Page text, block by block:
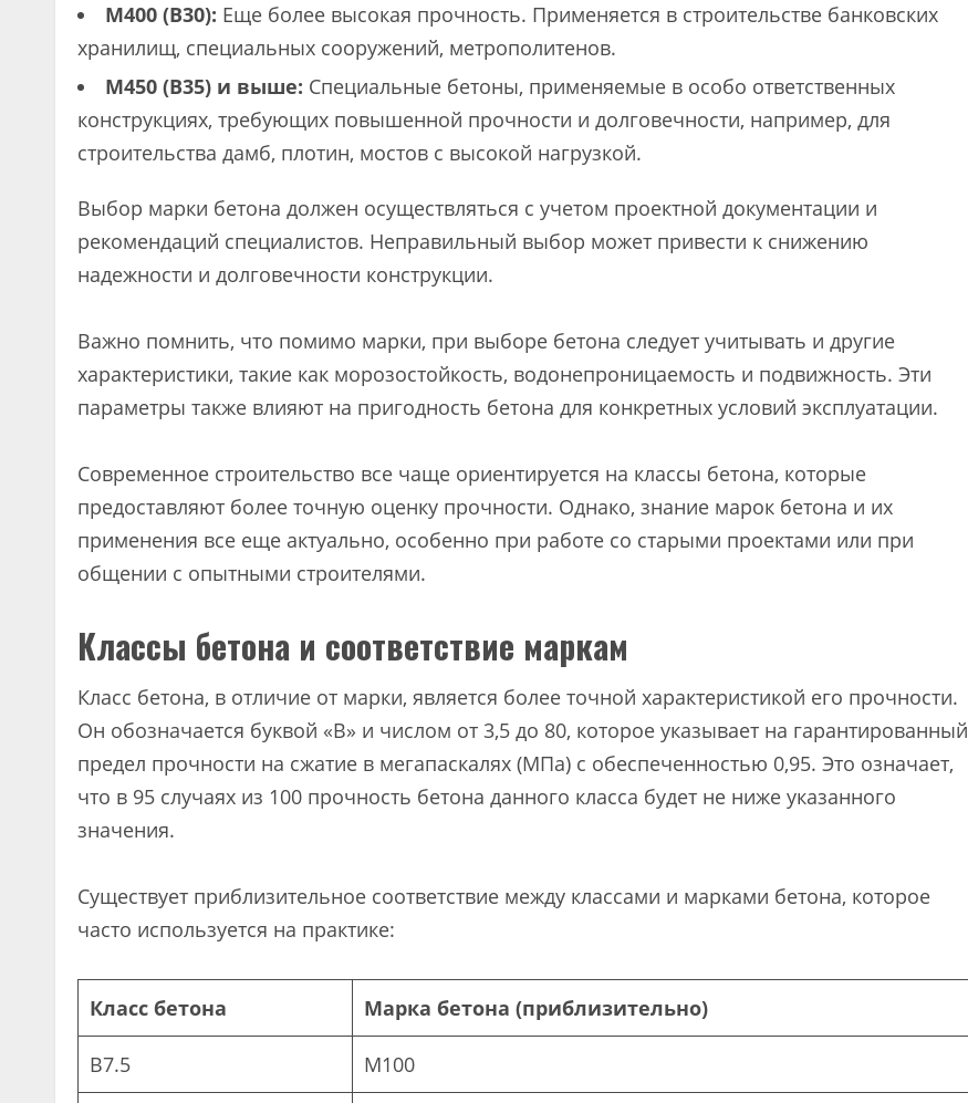
М400 (В30): Еще более высокая прочность. Применяется в строительстве банковских
хранилищ, специальных сооружений, метрополитенов.
М450 (В35) и выше: Специальные бетоны, применяемые в особо ответственных
конструкциях, требующих повышенной прочности и долговечности, например, для
строительства дамб, плотин, мостов с высокой нагрузкой.
Выбор марки бетона должен осуществляться с учетом проектной документации и
рекомендаций специалистов. Неправильный выбор может привести к снижению
надежности и долговечности конструкции.
Важно помнить, что помимо марки, при выборе бетона следует учитывать и другие
характеристики, такие как морозостойкость, водонепроницаемость и подвижность. Эти
параметры также влияют на пригодность бетона для конкретных условий эксплуатации.
Современное строительство все чаще ориентируется на классы бетона, которые
предоставляют более точную оценку прочности. Однако, знание марок бетона и их
применения все еще актуально, особенно при работе со старыми проектами или при
общении с опытными строителями.
Классы бетона и соответствие маркам
Класс бетона, в отличие от марки, является более точной характеристикой его прочности.
Он обозначается буквой «B» и числом от 3,5 до 80, которое указывает на гарантированный
предел прочности на сжатие в мегапаскалях (МПа) с обеспеченностью 0,95. Это означает,
что в 95 случаях из 100 прочность бетона данного класса будет не ниже указанного
значения.
Существует приблизительное соответствие между классами и марками бетона, которое
часто используется на практике:
Класс бетона Марка бетона (приблизительно)
B7.5 М100